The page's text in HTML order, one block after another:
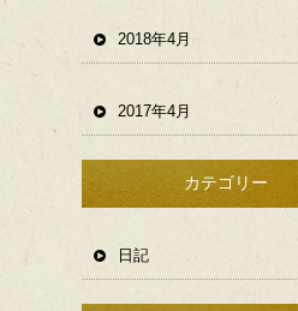
2018年4月
2017年4月
カテゴリー
日記